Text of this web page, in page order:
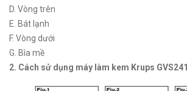
D. Vòng trên
E. Bát lạnh
F. Vòng dưới
G. Bìa mề
2. Cách sử dụng máy làm kem Krups GVS241